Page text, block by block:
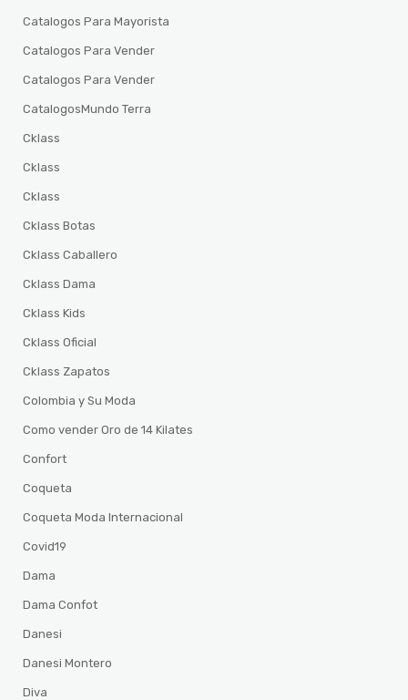
Catalogos Para Mayorista
Catalogos Para Vender
Catalogos Para Vender
CatalogosMundo Terra
Cklass
Cklass
Cklass
Cklass Botas
Cklass Caballero
Cklass Dama
Cklass Kids
Cklass Oficial
Cklass Zapatos
Colombia y Su Moda
Como vender Oro de 14 Kilates
Confort
Coqueta
Coqueta Moda Internacional
Covid19
Dama
Dama Confot
Danesi
Danesi Montero
Diva